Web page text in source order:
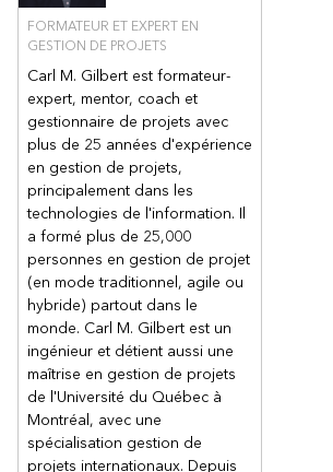
FORMATEUR ET EXPERT EN
GESTION DE PROJETS
Carl M. Gilbert est formateur-
expert, mentor, coach et
gestionnaire de projets avec
plus de 25 années d'expérience
en gestion de projets,
principalement dans les
technologies de l'information. Il
a formé plus de 25,000
personnes en gestion de projet
(en mode traditionnel, agile ou
hybride) partout dans le
monde. Carl M. Gilbert est un
ingénieur et détient aussi une
maîtrise en gestion de projets
de l'Université du Québec à
Montréal, avec une
spécialisation gestion de
projets internationaux. Depuis